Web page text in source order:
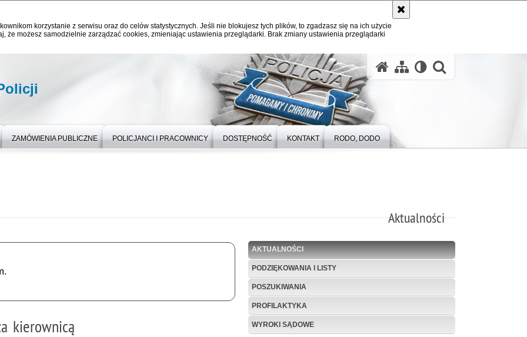
korzystanie z serwisu oraz do celów statystycznych. Jeśli nie blokujesz tych plików, to zgadzasz się na ich użycie
że możesz samodzielnie zarządzać cookies, zmieniając ustawienia przeglądarki. Brak zmiany ustawienia przeglądarki
ZAMÓWIENIA PUBLICZNE POLICJANCI I PRACOWNICY DOSTĘPNOŚĆ KONTAKT RODO, DODO
Aktualności
kierownicą
AKTUALNOŚCI
PODZIĘKOWANIA I LISTY
POSZUKIWANIA
PROFILAKTYKA
WYROKI SĄDOWE